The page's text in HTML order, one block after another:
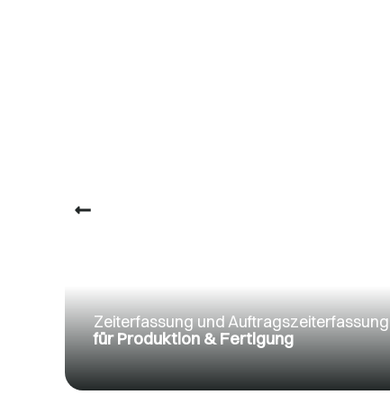
Zeiterfassung und Auftragszeiterfassung
für Produktion & Fertigung